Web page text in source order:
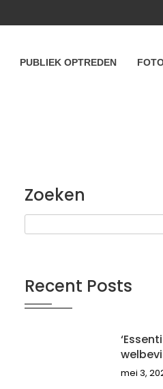
PUBLIEK OPTREDEN
Zoeken
Recent Posts
mei 3,